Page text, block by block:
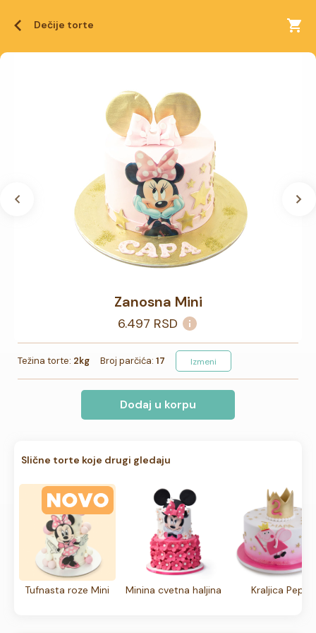
Dečije torte
Zanosna Mini
6.497 RSD
Težina torte: 2kg Broj parčića: 17 Izmeni
Dodaj u korpu
Slične torte koje drugi gledaju
Tufnasta roze Mini Minina cvetna haljina Kraljica Pepa